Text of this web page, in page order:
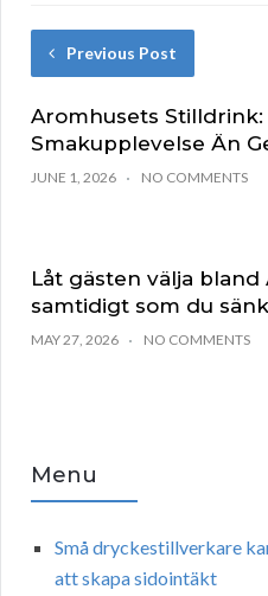
Previous Post
Aromhusets Stilldrink:
Smakupplevelse Än
JUNE 1, 2026 NO COMMENTS
Låt gästen välja
samtidigt som du
MAY 27, 2026 NO COMMENTS
Menu
Små dryckestillverkare
att skapa sidointäkt